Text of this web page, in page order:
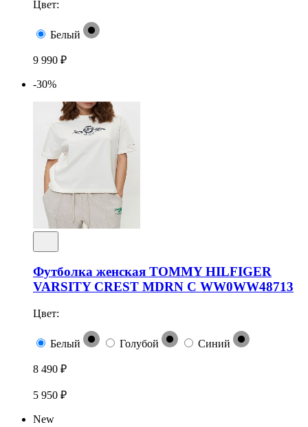
Цвет:
Белый
9 990 ₽
-30%
Футболка женская TOMMY HILFIGER
VARSITY CREST MDRN C WW0WW48713
Цвет:
Белый Голубой Синий
8 490 ₽
5 950 ₽
New